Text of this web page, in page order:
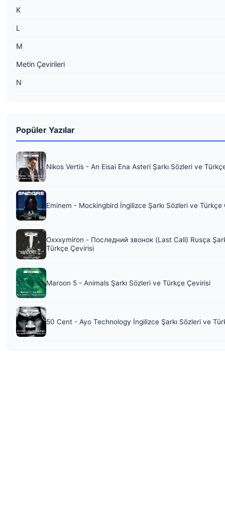
K
L
M
Metin Çevirileri
N
Popüler Yazılar
Nikos Vertis - An Eisai Ena Asteri Şarkı Sözleri ve
Eminem - Mockingbird İngilizce Şarkı Sözleri ve Türkçe
Oxxxymiron - Последний звонок (Last Call) Rusça
Türkçe Çevirisi
Maroon 5 - Animals Şarkı Sözleri ve Türkçe Çevirisi
50 Cent - Ayo Technology İngilizce Şarkı Sözleri ve